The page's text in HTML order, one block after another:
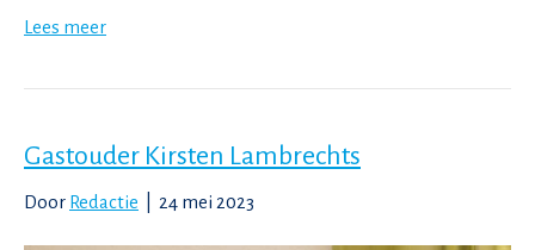
Lees meer
Gastouder Kirsten Lambrechts
Door Redactie 24 mei 2023